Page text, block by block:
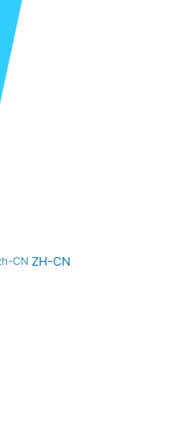
ZH-CN